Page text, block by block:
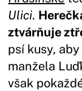
Ulici.
ztvárňuje
psí kusy,
manžela
však